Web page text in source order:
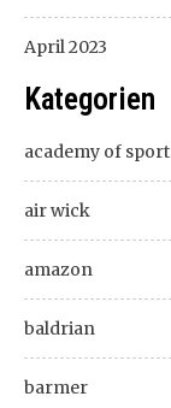
April 2023
Kategorien
academy of sport
air wick
amazon
baldrian
barmer